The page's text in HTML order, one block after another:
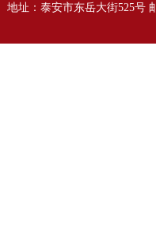
地址：泰安市东岳大街525号